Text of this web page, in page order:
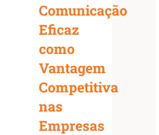
Comunicação
Eficaz
como
Vantagem
Competitiva
nas
Empresas